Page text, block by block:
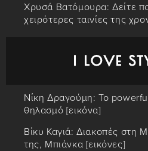
Χρυσά Βατόμουρα: Δείτε
χειρότερες ταινίες της
Νίκη Δραγούμη: Το
θηλασμό [εικόνα]
Βίκυ Καγιά: Διακοπές στη
της, Μπιάνκα [εικόνες]